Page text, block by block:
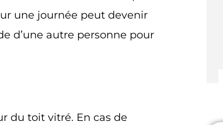
une journée peut devenir
d’une autre personne pour
du toit vitré. En cas de